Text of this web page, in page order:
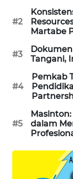
#2
Martabe
#3
Tangani,
#4
Pemkab
#5
dalam
METRO
SIANTAR
NEWS
METRO
NEWS
JAKARTA
NEWS
KRT